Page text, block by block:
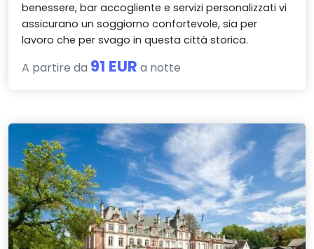
benessere, bar accogliente e servizi personalizzati vi
assicurano un soggiorno confortevole, sia per
lavoro che per svago in questa città storica.
A partire da 91 EUR a notte